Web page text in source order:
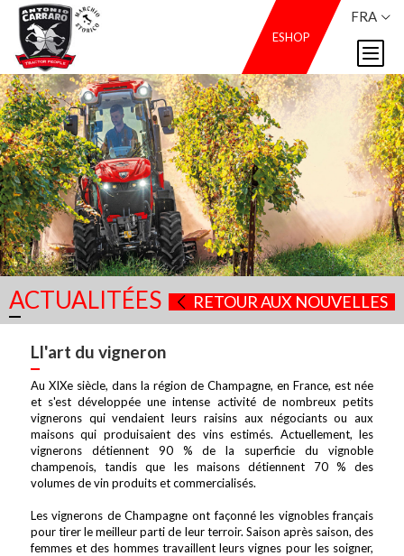
ESHOP
FRA
ACTUALITÉES RETOUR AUX NOUVELLES
Ll'art du vigneron
Au XIXe siècle, dans la région de Champagne, en France, est née
et s'est développée une intense activité de nombreux petits
vignerons qui vendaient leurs raisins aux négociants ou aux
maisons qui produisaient des vins estimés. Actuellement, les
vignerons détiennent 90 % de la superficie du vignoble
champenois, tandis que les maisons détiennent 70 % des
volumes de vin produits et commercialisés.
Les vignerons de Champagne ont façonné les vignobles français
pour tirer le meilleur parti de leur terroir. Saison après saison, des
femmes et des hommes travaillent leurs vignes pour les soigner,